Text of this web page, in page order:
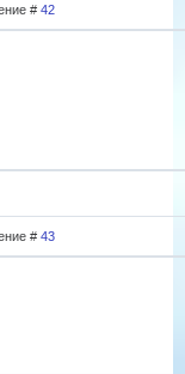
# 42
# 43